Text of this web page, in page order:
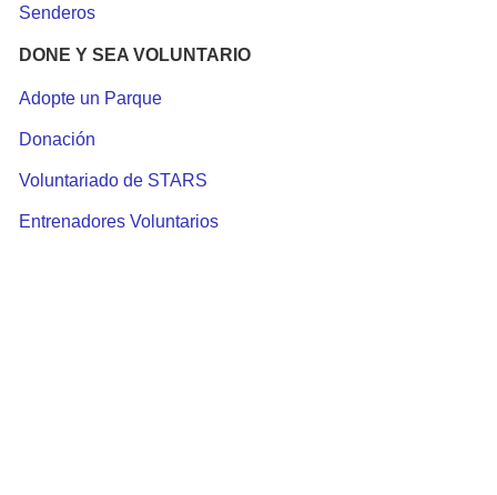
Senderos
DONE Y SEA VOLUNTARIO
Adopte un Parque
Donación
Voluntariado de STARS
Entrenadores Voluntarios